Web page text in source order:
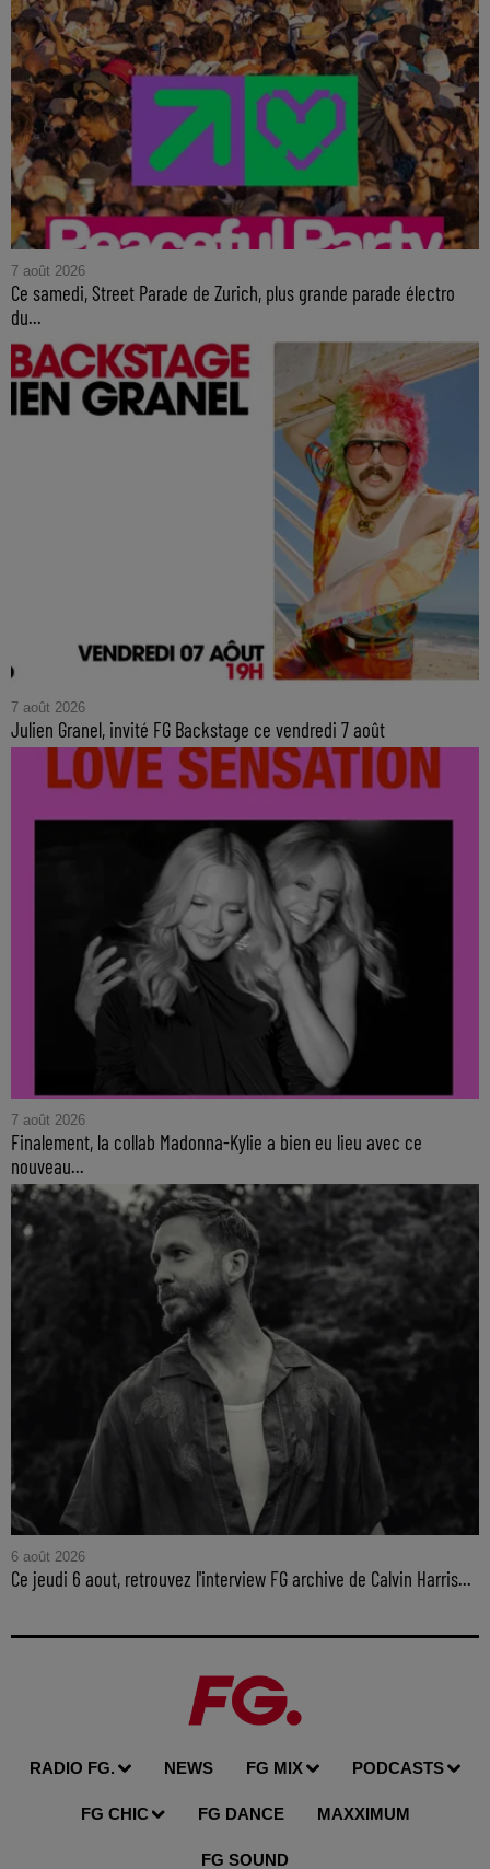
7 août 2026
Ce samedi, Street Parade de Zurich, plus grande parade électro
du...
7 août 2026
Julien Granel, invité FG Backstage ce vendredi 7 août
7 août 2026
Finalement, la collab Madonna-Kylie a bien eu lieu avec ce
nouveau...
6 août 2026
Ce jeudi 6 aout, retrouvez l'interview FG archive de Calvin Harris...
RADIO FG. NEWS FG MIX PODCASTS
FG CHIC FG DANCE MAXXIMUM
FG SOUND